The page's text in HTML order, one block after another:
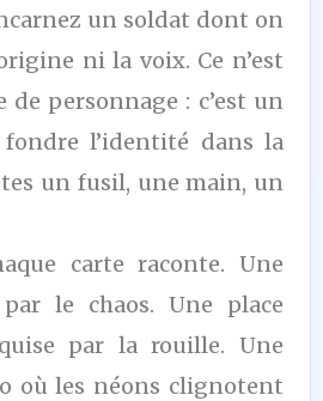
un soldat dont on
ni la voix. Ce n’est
de personnage : c’est un
l’identité dans la
un fusil, une main, un
carte raconte. Une
le chaos. Une place
par la rouille. Une
où les néons clignotent